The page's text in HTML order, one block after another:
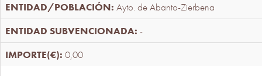
Ayto. de Abanto-Zierbena
-
0,00